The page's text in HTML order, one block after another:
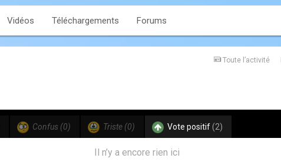
Vidéos Téléchargements Forums
Toute l’activité
Confus (0) Triste (0) Vote positif(2)
Il n’y a encore rien ici